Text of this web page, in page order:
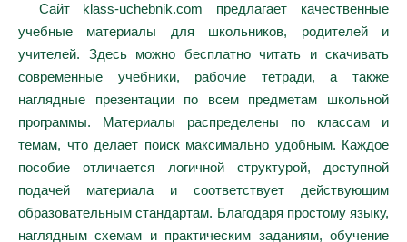
Сайт klass-uchebnik.com предлагает качественные
учебные материалы для школьников, родителей и
учителей. Здесь можно бесплатно читать и скачивать
современные учебники, рабочие тетради, а также
наглядные презентации по всем предметам школьной
программы. Материалы распределены по классам и
темам, что делает поиск максимально удобным. Каждое
пособие отличается логичной структурой, доступной
подачей материала и соответствует действующим
образовательным стандартам. Благодаря простому языку,
наглядным схемам и практическим заданиям, обучение